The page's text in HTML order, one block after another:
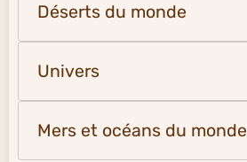
Déserts du monde
Univers
Mers et océans du monde